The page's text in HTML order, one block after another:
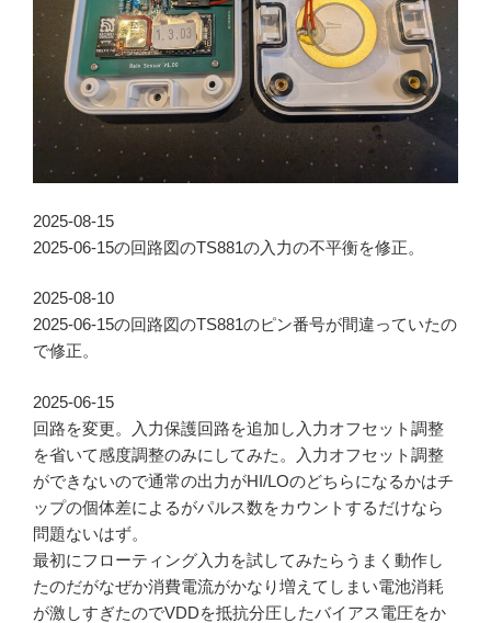
2025-08-15
2025-06-15の回路図のTS881の入力の不平衡を修正。
2025-08-10
2025-06-15の回路図のTS881のピン番号が間違っていたの
で修正。
2025-06-15
回路を変更。入力保護回路を追加し入力オフセット調整
を省いて感度調整のみにしてみた。入力オフセット調整
ができないので通常の出力がHI/LOのどちらになるかはチ
ップの個体差によるがパルス数をカウントするだけなら
問題ないはず。
最初にフローティング入力を試してみたらうまく動作し
たのだがなぜか消費電流がかなり増えてしまい電池消耗
が激しすぎたのでVDDを抵抗分圧したバイアス電圧をか